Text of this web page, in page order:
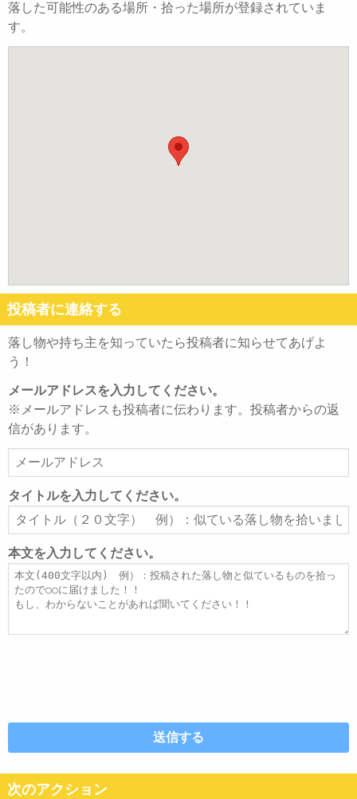
落した可能性のある場所・拾った場所が登録されていま
す。
投稿者に連絡する
落し物や持ち主を知っていたら投稿者に知らせてあげよ
う！
メールアドレスを入力してください。
※メールアドレスも投稿者に伝わります。投稿者からの返
信があります。
ー
ル
ア
ド
レ
ス
タイトルを入力してください。
タ
イ
ト
ル
本文を入力してください。
本
文
次のアクション